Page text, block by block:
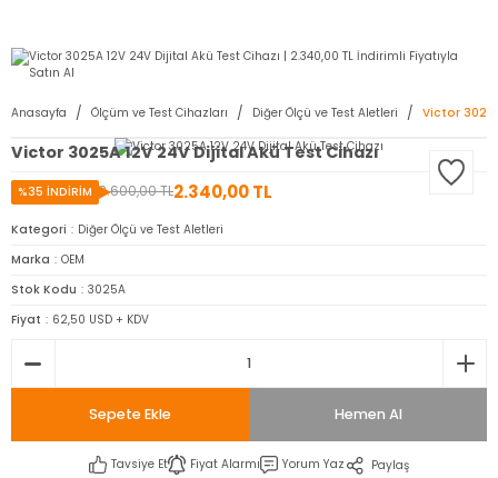
Anasayfa Ölçüm ve Test Cihazları Diğer Ölçü ve Test Aletleri Victor
Victor 3025A 12V 24V Dijital Akü Test Cihazı
3.600,00 TL2.340,00 TL
%35 İNDİRİM
Kategori
Diğer Ölçü ve Test Aletleri
Marka
OEM
Stok Kodu
3025A
Fiyat
62,50 USD + KDV
Sepete Ekle Hemen Al
Tavsiye Et Fiyat Alarmı Yorum Yaz Paylaş